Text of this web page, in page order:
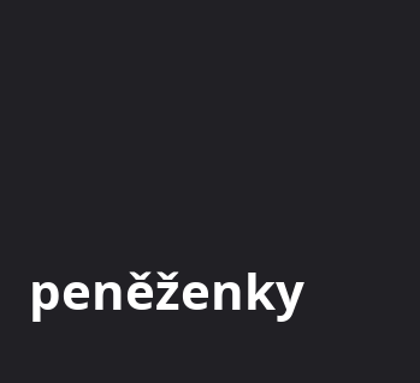
peněženky